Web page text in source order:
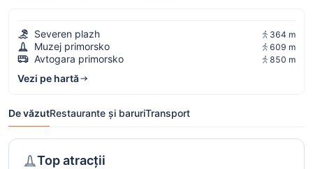
Severen plazh 364 m
Muzej primorsko 609 m
Avtogara primorsko 850 m
Vezi pe hartă
De văzutRestaurante și baruriTransport
Top atracții